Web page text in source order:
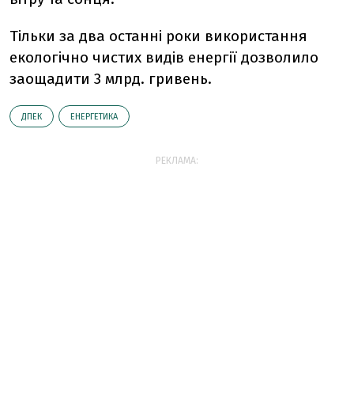
Тільки за два останні роки використання
екологічно чистих видів енергії дозволило
заощадити 3 млрд. гривень.
ДПЕК ЕНЕРГЕТИКА
РЕКЛАМА: